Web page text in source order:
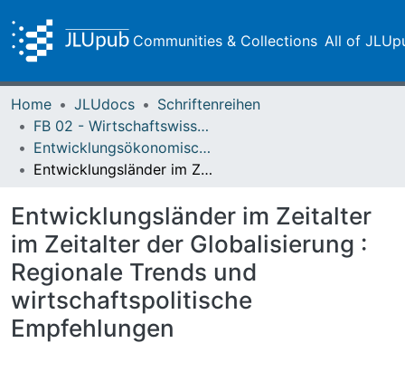
Communities & Collections All of
Home JLUdocs
Schriftenreihen
FB 02 - Wirtschaftswissenschaften
Entwicklungsökonomische Diskussionsbeiträge
Entwicklungsländer im Zeitalter im Zeitalter der Globalisierung : Regionale Trends und wirtschaftspolitische Empfehlungen
Entwicklungsländer im Zeitalter
im Zeitalter der Globalisierung :
Regionale Trends und
wirtschaftspolitische
Empfehlungen